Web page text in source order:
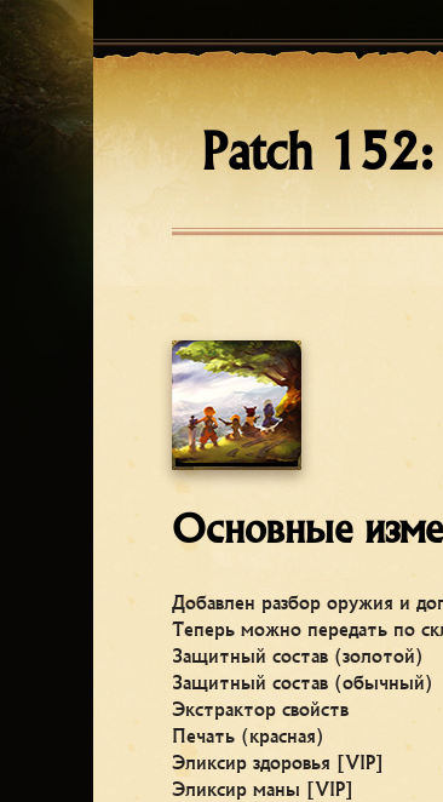
Patch
Основные
Добавлен разбор оружия и
Теперь можно передать по
Защитный состав (золотой)
Защитный состав (обычный)
Экстрактор свойств
Печать (красная)
Эликсир здоровья [VIP]
Эликсир маны [VIP]